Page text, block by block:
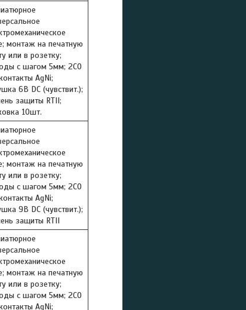
монтаж на печатную
или в розетку;
с шагом 5мм; 2СO
AgNi;
6В DC (чувствит.);
защиты RTII;
10шт.
монтаж на печатную
или в розетку;
с шагом 5мм; 2СO
AgNi;
9В DC (чувствит.);
защиты RTII
монтаж на печатную
или в розетку;
с шагом 5мм; 2СO
AgNi;